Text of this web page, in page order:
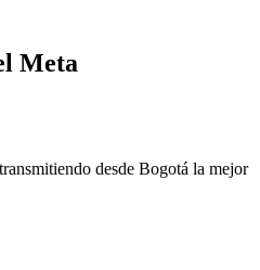
Meta
desde Bogotá la mejor